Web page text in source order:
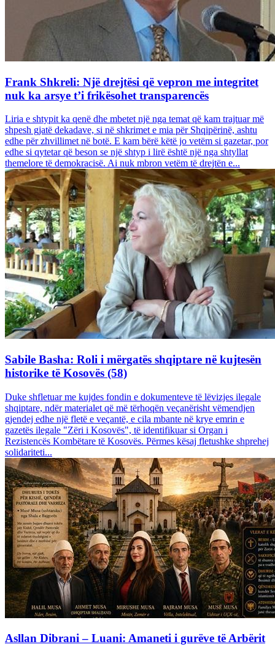
Frank Shkreli: Një drejtësi që vepron me integritet
nuk ka arsye t’i frikësohet transparencës
Liria e shtypit ka qenë dhe mbetet një nga temat që kam trajtuar më
shpesh gjatë dekadave, si në shkrimet e mia për Shqipërinë, ashtu
edhe për zhvillimet në botë. E kam bërë këtë jo vetëm si gazetar, por
edhe si qytetar që beson se një shtyp i lirë është një nga shtyllat
themelore të demokracisë. Ai nuk mbron vetëm të drejtën e...
Sabile Basha: Roli i mërgatës shqiptare në kujtesën
historike të Kosovës (58)
Duke shfletuar me kujdes fondin e dokumenteve të lëvizjes ilegale
shqiptare, ndër materialet që më tërhoqën veçanërisht vëmendjen
gjendej edhe një fletë e veçantë, e cila mbante në krye emrin e
gazetës ilegale "Zëri i Kosovës", të identifikuar si Organ i
Rezistencës Kombëtare të Kosovës. Përmes kësaj fletushke shprehej
solidariteti...
Asllan Dibrani – Luani: Amaneti i gurëve të Arbërit